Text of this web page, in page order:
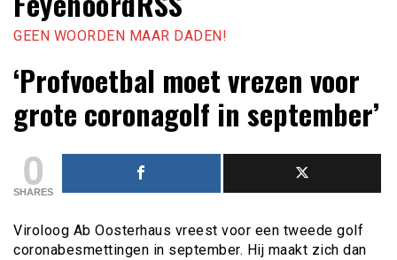
GEEN WOORDEN MAAR DADEN!
‘Profvoetbal moet vrezen voor
grote coronagolf in september’
0
SHARES
Viroloog Ab Oosterhaus vreest voor een tweede golf
coronabesmettingen in september. Hij maakt zich dan